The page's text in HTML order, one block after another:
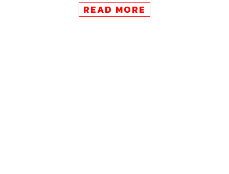
‘LA SCALA ลา สกาลา’ ปิดจำหน่ายบัตรตั้งแต่
ของวันนี้(27 มิถุนายน) โดยการเข้าคิวนั้นเป็น
READ MORE